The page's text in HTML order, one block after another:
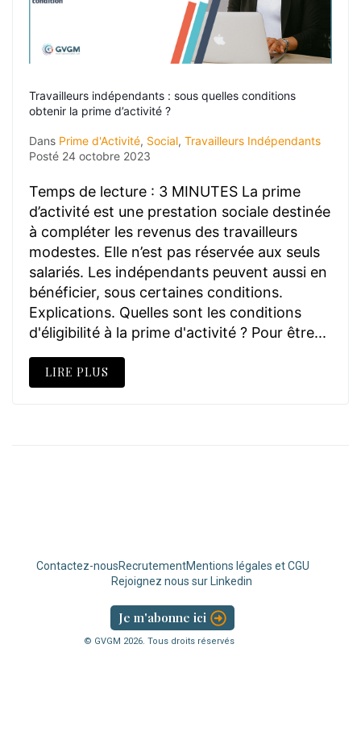
Travailleurs indépendants : sous quelles conditions
obtenir la prime d’activité ?
Dans Prime d'Activité, Social, Travailleurs Indépendants
Posté 24 octobre 2023
Temps de lecture : 3 MINUTES La prime
d’activité est une prestation sociale destinée
à compléter les revenus des travailleurs
modestes. Elle n’est pas réservée aux seuls
salariés. Les indépendants peuvent aussi en
bénéficier, sous certaines conditions.
Explications. Quelles sont les conditions
d'éligibilité à la prime d'activité ? Pour être...
LIRE PLUS
Contactez-nousRecrutementMentions légales et CGU
Rejoignez nous sur Linkedin
Je m'abonne ici
© GVGM 2026. Tous droits réservés